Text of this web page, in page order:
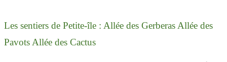
Les sentiers de Petite-île : Allée des Gerberas Allée des
Pavots Allée des Cactus